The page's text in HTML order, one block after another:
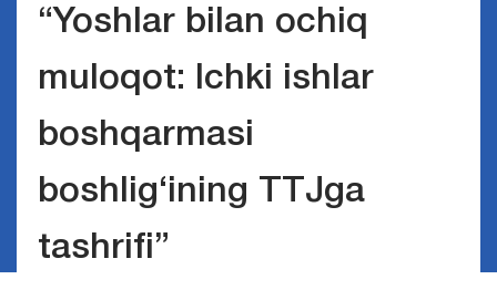
“Yoshlar bilan ochiq
muloqot: Ichki ishlar
boshqarmasi
boshlig‘ining TTJga
tashrifi”